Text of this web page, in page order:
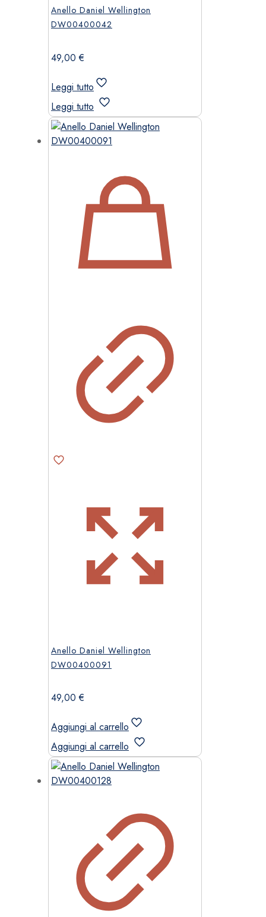
Anello Daniel Wellington
DW00400042
49,00€
Leggi tutto
Leggi tutto
Anello Daniel Wellington
DW00400091
49,00€
Aggiungi al carrello
Aggiungi al carrello